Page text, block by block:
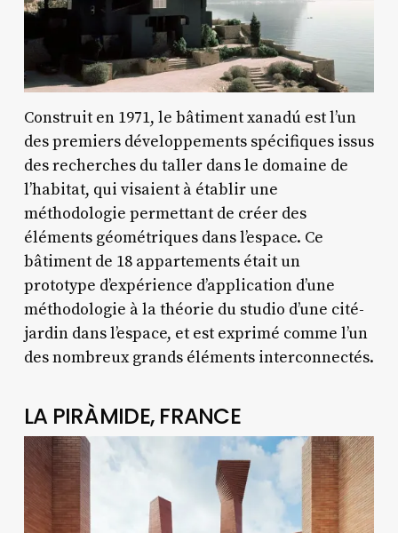
Construit en 1971, le bâtiment xanadú est l’un
des premiers développements spécifiques issus
des recherches du taller dans le domaine de
l’habitat, qui visaient à établir une
méthodologie permettant de créer des
éléments géométriques dans l’espace. Ce
bâtiment de 18 appartements était un
prototype d’expérience d’application d’une
méthodologie à la théorie du studio d’une cité-
jardin dans l’espace, et est exprimé comme l’un
des nombreux grands éléments interconnectés.
LA PIRÀMIDE, FRANCE